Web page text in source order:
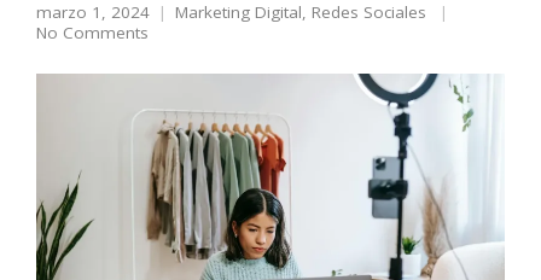
marzo 1, 2024 Marketing Digital, Redes Sociales
No Comments